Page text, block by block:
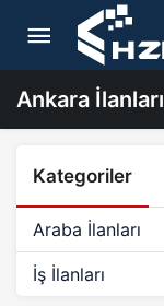
Ankara İlanları
Kategoriler
Araba İlanları
İş İlanları